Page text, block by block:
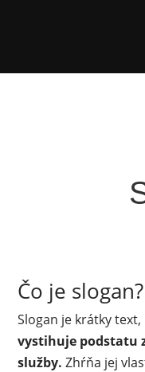
Čo je slogan?
Slogan je krátky
vystihuje podstatu
služby. Zhŕňa jej